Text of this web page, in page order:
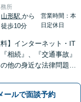
所
山形駅 から
徒歩10分
営業時間：本
日定休日
料】インターネット・IT
相続』、『交通事故』
他の身近な法律問題も
軽にご相談ください
談可能】【完全個室】
ールで面談予約